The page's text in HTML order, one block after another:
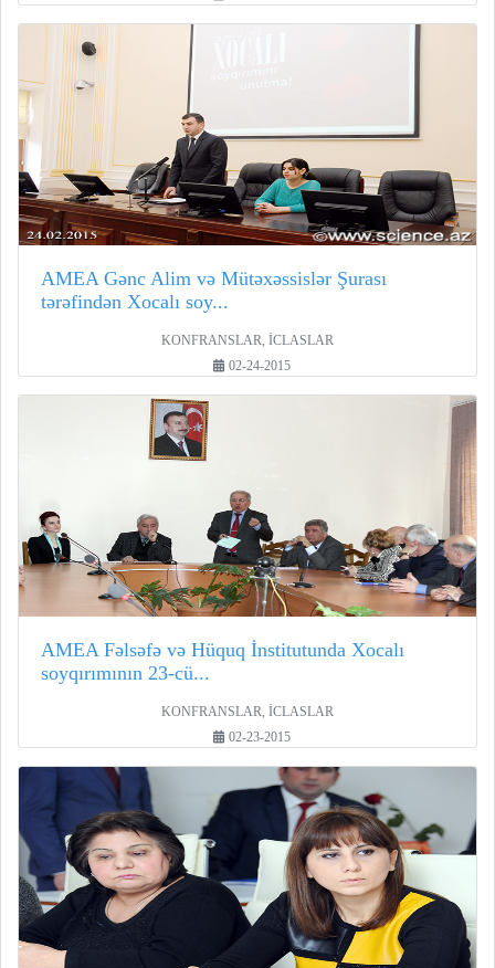
AMEA Gənc Alim və Mütəxəssislər Şurası
tərəfindən Xocalı soy...
KONFRANSLAR, İCLASLAR
02-24-2015
AMEA Fəlsəfə və Hüquq İnstitutunda Xocalı
soyqırımının 23-cü...
KONFRANSLAR, İCLASLAR
02-23-2015